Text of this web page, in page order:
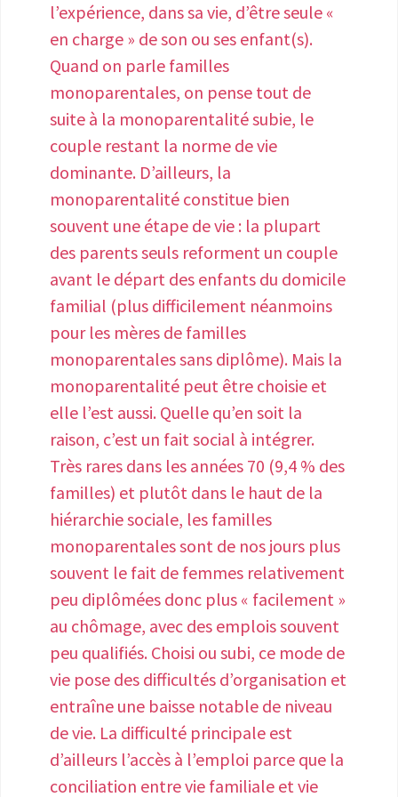
des adolescentes puis la vie
professionnelle des femmes. Grâce aux
associations, l’endométriose
commence à s’imposer depuis quelques
années comme un enjeu de santé
publique. Les discours médiatiques,
associatifs et institutionnels ont
toutefois jusqu’à récemment surtout
insisté sur l’infertilité. Mais la « cause »
des femmes doit ici être entendue au-
delà de cette seule perspective : aucune
personne touchée ne doit plus rester
invisibiliser et sans soins, en souffrance
physique ou morale, parce qu’elle n’a
pas de projet de grossesse. Les
médecins généralistes et gynécologues
de villes, acteurs clés pour une prise en
charge de première intention et/ou une
orientation vers des équipes dédiées, ne
sont par ailleurs pas formés, ce qui
retarde les diagnostics et l’entrée dans
le parcours de soins. Le premier
diplôme inter-universitaire dédié à
l’endométriose n’a vu le jour qu’en 2019.
Les troubles liés à cette maladie
chronique sont ensuite lourds de
conséquences pour le travail et la
carrière des personnes concernées.
Selon l’enquête EndoVie, menée par
Ipsos en collaboration avec
la femme à prendre contact avec
l'homme qu'elle a fuit le plus souvent.
Je suggère par exemple de modifier
l'article L262-10 du code de l'action
sociale et des familles qui subordonné
le droit au revenu de solidarité active à
la condition que le foyer fasse valoir ses
droits : 1° Aux créances d'aliments qui
lui sont dues au titre des obligations
instituées par les articles 203, 212, 214,
255, 342 et 371-2 du code civil ainsi qu'à
la prestation compensatoire due au
titre de l'article 270 du même code ; 2°
Aux pensions alimentaires accordées
par le tribunal au conjoint ayant obtenu
le divorce, dont la requête initiale a été
présentée avant l'entrée en vigueur de
la loi n° 75-617 du 11 juillet 1975
portant réforme du divorce. Ce texte
est punitif . Les femmes dont la rupture
avec leur partenaire était violente ne
souhaitent avoir aucun contact avec ces
derniers . Les CAF exigent la preuve
d'une action judiciaire envers les
créanciers d'aliments ou une raison de
cette inaction . Certaines femmes sont
découragent de cette procédure à
encore mener Elles renoncent
purement et simplement et tombent
l’expérience, dans sa vie, d’être seule «
en charge » de son ou ses enfant(s).
Quand on parle familles
monoparentales, on pense tout de
suite à la monoparentalité subie, le
couple restant la norme de vie
dominante. D’ailleurs, la
monoparentalité constitue bien
souvent une étape de vie : la plupart
des parents seuls reforment un couple
avant le départ des enfants du domicile
familial (plus difficilement néanmoins
pour les mères de familles
monoparentales sans diplôme). Mais la
monoparentalité peut être choisie et
elle l’est aussi. Quelle qu’en soit la
raison, c’est un fait social à intégrer.
Très rares dans les années 70 (9,4 % des
familles) et plutôt dans le haut de la
hiérarchie sociale, les familles
monoparentales sont de nos jours plus
souvent le fait de femmes relativement
peu diplômées donc plus « facilement »
au chômage, avec des emplois souvent
peu qualifiés. Choisi ou subi, ce mode de
vie pose des difficultés d’organisation et
entraîne une baisse notable de niveau
de vie. La difficulté principale est
d’ailleurs l’accès à l’emploi parce que la
conciliation entre vie familiale et vie